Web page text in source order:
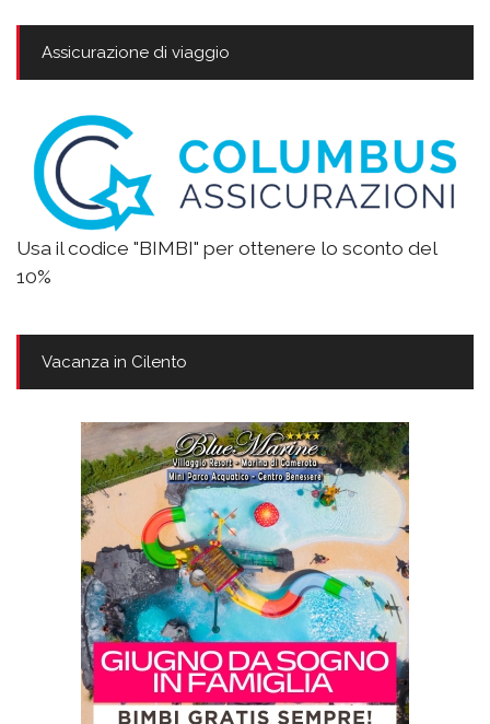
Assicurazione di viaggio
Usa il codice "BIMBI" per ottenere lo sconto del
10%
Vacanza in Cilento